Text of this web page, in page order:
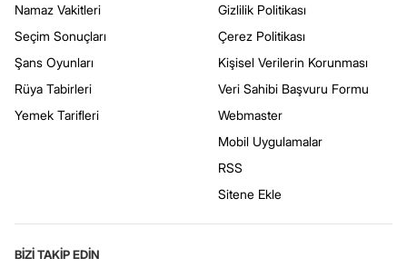
Namaz Vakitleri
Seçim Sonuçları
Şans Oyunları
Rüya Tabirleri
Yemek Tarifleri
Gizlilik Politikası
Çerez Politikası
Kişisel Verilerin Korunması
Veri Sahibi Başvuru Formu
Webmaster
Mobil Uygulamalar
RSS
Sitene Ekle
BİZİ TAKİP EDİN